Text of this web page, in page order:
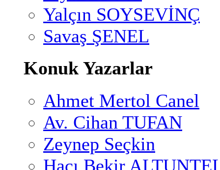
Yalçın SOYSEVİNÇ
Savaş ŞENEL
Konuk Yazarlar
Ahmet Mertol Canel
Av. Cihan TUFAN
Zeynep Seçkin
Hacı Bekir